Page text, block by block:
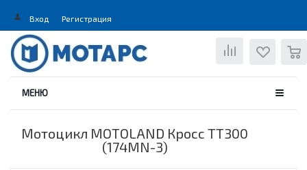
Вход Регистрация
МЕНЮ
Мотоцикл MOTOLAND Кросс TT300
(174MN-3)